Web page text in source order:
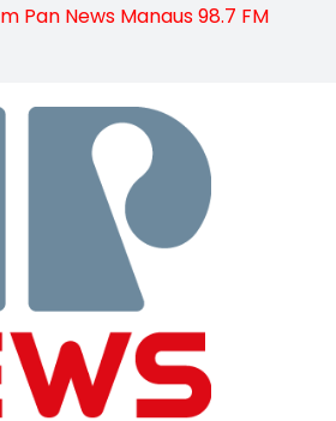
Pan News Manaus 98.7 FM